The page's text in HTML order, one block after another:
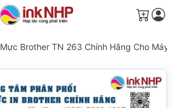
Giỏ
Mực Brother TN 263 Chính Hãng Cho Máy